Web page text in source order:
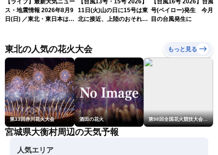
ス・地震情報 2026年8月9
日(日) ／東北・東日本は急
衣／芳野達郎〉
11日(火)山の日に15号は東
北に接近、上陸のおそれ
号(ペイロー)発生 今月3
目の台風発生に
東北の人気の花火大会 もっと見る
第33回赤川花火大会 酒田の花火 第98回全国花火競技大会「大曲の花火」
宮城県大衡村周辺の天気予報
人気エリア